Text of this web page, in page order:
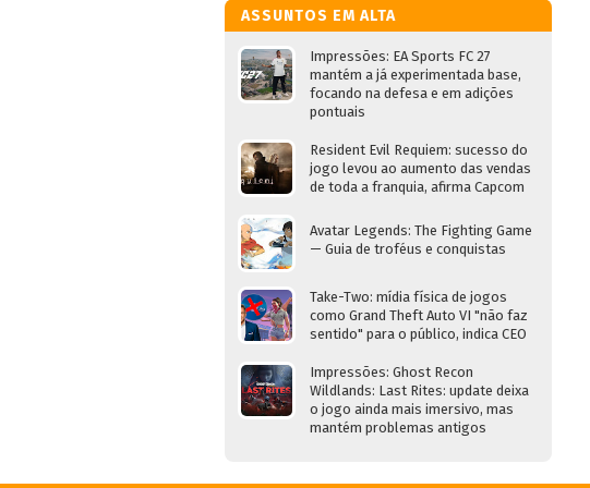
ASSUNTOS EM ALTA
Impressões: EA Sports FC 27
mantém a já experimentada base,
focando na defesa e em adições
pontuais
Resident Evil Requiem: sucesso do
jogo levou ao aumento das vendas
de toda a franquia, afirma Capcom
Avatar Legends: The Fighting Game
— Guia de troféus e conquistas
Take-Two: mídia física de jogos
como Grand Theft Auto VI "não faz
sentido" para o público, indica CEO
Impressões: Ghost Recon
Wildlands: Last Rites: update deixa
o jogo ainda mais imersivo, mas
mantém problemas antigos